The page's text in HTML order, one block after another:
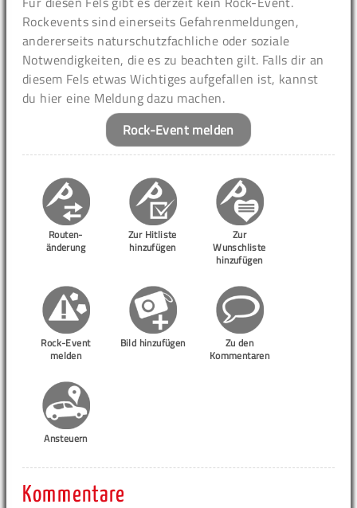
Rockevents sind einerseits Gefahrenmeldungen,
andererseits naturschutzfachliche oder soziale
Notwendigkeiten, die es zu beachten gilt. Falls dir an
diesem Fels etwas Wichtiges aufgefallen ist, kannst
du hier eine Meldung dazu machen.
Rock-Event melden
Routen-
änderung
Zur Hitliste
hinzufügen
Zur
Wunschliste
hinzufügen
Rock-Event
melden
Bild hinzufügen
Zu den
Kommentaren
Ansteuern
Kommentare